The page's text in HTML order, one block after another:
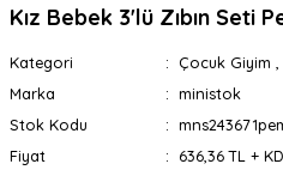
Kız Bebek 3'lü Zıbın Seti
Kategori Çocuk Giyim
Marka
ministok
Stok Kodu
Fiyat
636,36 TL +